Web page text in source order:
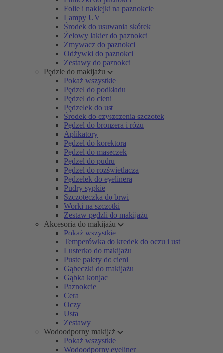
Folie i naklejki na paznokcie
Lampy UV
Środek do usuwania skórek
Żelowy lakier do paznokci
Zmywacz do paznokci
Odżywki do paznokci
Zestawy do paznokci
Pędzle do makijażu
Pokaż wszystkie
Pędzel do podkładu
Pędzel do cieni
Pędzelek do ust
Środek do czyszczenia szczotek
Pędzel do bronzera i różu
Aplikatory
Pędzel do korektora
Pędzel do maseczek
Pędzel do pudru
Pędzel do rozświetlacza
Pędzelek do eyelinera
Pudry sypkie
Szczoteczka do brwi
Worki na szczotki
Zestaw pędzli do makijażu
Akcesoria do makijażu
Pokaż wszystkie
Temperówka do kredek do oczu i ust
Lusterko do makijażu
Puste palety do cieni
Gąbeczki do makijażu
Gąbka konjac
Paznokcie
Cera
Oczy
Usta
Zestawy
Wodoodporny makijaż
Pokaż wszystkie
Wodoodporny eyeliner